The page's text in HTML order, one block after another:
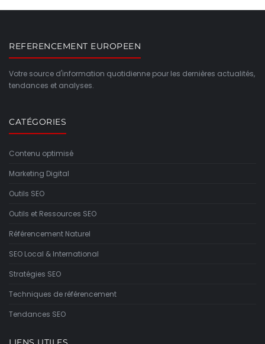
REFERENCEMENT EUROPEEN
Votre source d'information quotidienne pour les dernières actualités,
tendances et analyses.
CATÉGORIES
Contenu optimisé
Marketing Digital
Outils SEO
Outils et Ressources SEO
Référencement Naturel
SEO Local & International
Stratégies SEO
Techniques de référencement
Tendances SEO